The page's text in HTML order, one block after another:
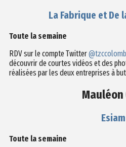
La Fabrique et De
Toute la semaine
RDV sur le compte Twitter
découvrir de courtes vidéos et des
réalisées par les deux entreprises à
Mauléon
Esiam
Toute la semaine